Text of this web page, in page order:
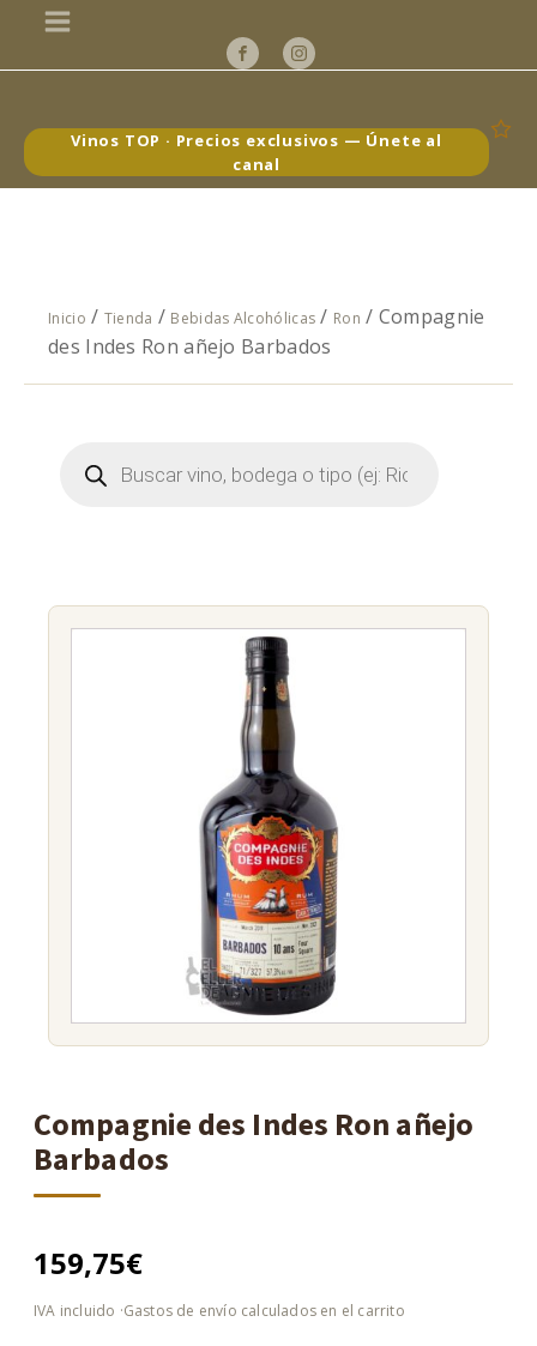
Vinos TOP · Precios exclusivos — Únete al
canal
Inicio / Tienda / Bebidas Alcohólicas / Ron / Compagnie
des Indes Ron añejo Barbados
Búsqueda
Compagnie des Indes Ron añejo
Barbados
159,75€